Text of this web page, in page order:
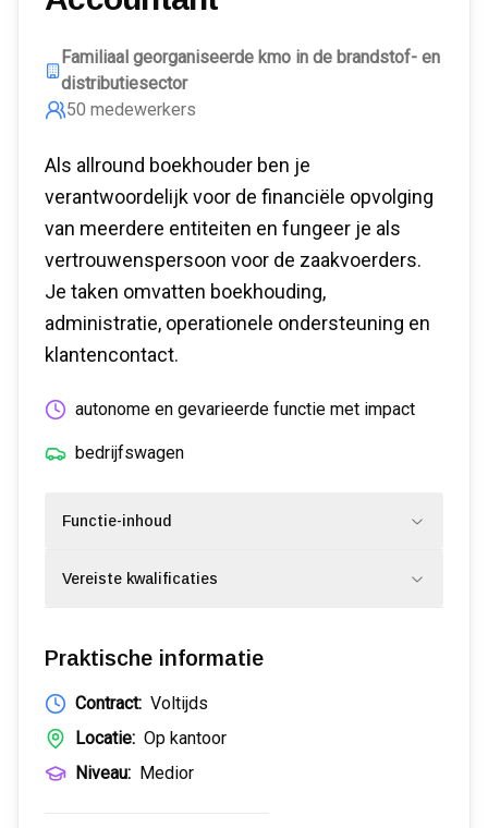
Familiaal georganiseerde kmo in de brandstof- en
distributiesector
50 medewerkers
Als allround boekhouder ben je
verantwoordelijk voor de financiële opvolging
van meerdere entiteiten en fungeer je als
vertrouwenspersoon voor de zaakvoerders.
Je taken omvatten boekhouding,
administratie, operationele ondersteuning en
klantencontact.
autonome en gevarieerde functie met impact
bedrijfswagen
Functie-inhoud
Vereiste kwalificaties
Praktische informatie
Contract: Voltijds
Locatie: Op kantoor
Niveau: Medior